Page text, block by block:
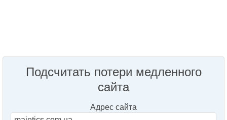
Подсчитать потери медленного
сайта
Адрес сайта